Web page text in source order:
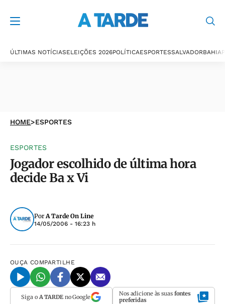
ÚLTIMAS NOTÍCIASELEIÇÕES 2026POLÍTICAESPORTESSALVADORBAHIA
HOME>ESPORTES
ESPORTES
Jogador escolhido de última hora
decide Ba x Vi
PorA Tarde On Line
14/05/2006 - 16:23 h
OUÇA COMPARTILHE
Siga o A TARDEno Google Nos adicione às suas fontes
preferidas